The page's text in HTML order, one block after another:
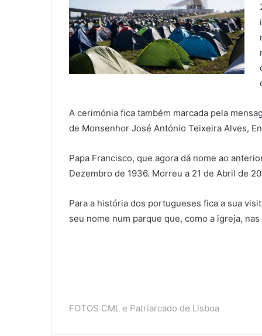
A cerimónia fica também marcada pela
de Monsenhor José António Teixeira Alves,
Papa Francisco, que agora dá nome ao
Dezembro de 1936. Morreu a 21 de Abril de
Para a história dos portugueses fica a sua
seu nome num parque que, como a igreja,
FOTOS CML e Patriarcado de Lisboa